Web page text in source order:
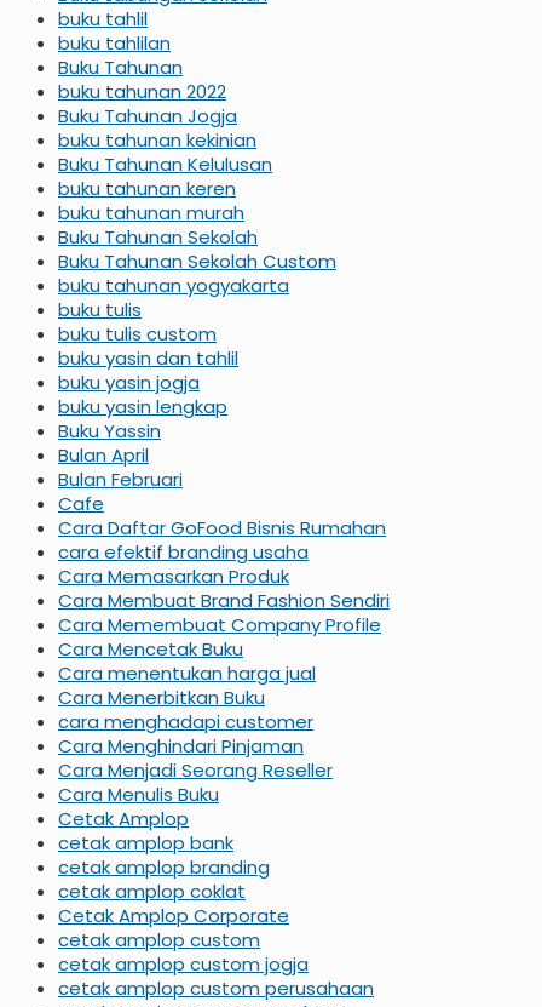
buku tahlil
buku tahlilan
Buku Tahunan
buku tahunan 2022
Buku Tahunan Jogja
buku tahunan kekinian
Buku Tahunan Kelulusan
buku tahunan keren
buku tahunan murah
Buku Tahunan Sekolah
Buku Tahunan Sekolah Custom
buku tahunan yogyakarta
buku tulis
buku tulis custom
buku yasin dan tahlil
buku yasin jogja
buku yasin lengkap
Buku Yassin
Bulan April
Bulan Februari
Cafe
Cara Daftar GoFood Bisnis Rumahan
cara efektif branding usaha
Cara Memasarkan Produk
Cara Membuat Brand Fashion Sendiri
Cara Memembuat Company Profile
Cara Mencetak Buku
Cara menentukan harga jual
Cara Menerbitkan Buku
cara menghadapi customer
Cara Menghindari Pinjaman
Cara Menjadi Seorang Reseller
Cara Menulis Buku
Cetak Amplop
cetak amplop bank
cetak amplop branding
cetak amplop coklat
Cetak Amplop Corporate
cetak amplop custom
cetak amplop custom jogja
cetak amplop custom perusahaan